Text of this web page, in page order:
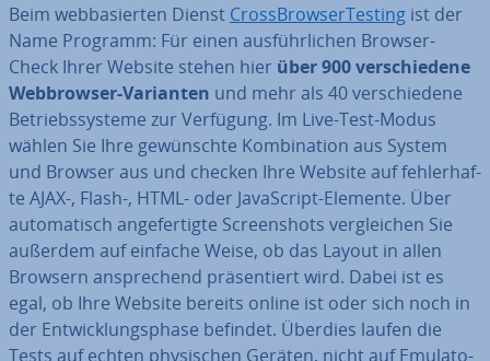
Beim web­ba­sier­ten Dienst Cross­Brow­ser­Test­ing ist der
Name Programm: Für einen aus­führ­li­chen Browser-
Check Ihrer Website stehen hier über 900 ver­schie­de­ne
Web­brow­ser-Varianten und mehr als 40 ver­schie­de­ne
Be­triebs­sys­te­me zur Verfügung. Im Live-Test-Modus
wählen Sie Ihre ge­wünsch­te Kom­bi­na­ti­on aus System
und Browser aus und checken Ihre Website auf feh­ler­haf­
te AJAX-, Flash-, HTML- oder Ja­va­Script-Elemente. Über
au­to­ma­tisch an­ge­fer­tig­te Screen­shots ver­glei­chen Sie
außerdem auf einfache Weise, ob das Layout in allen
Browsern an­spre­chend prä­sen­tiert wird. Dabei ist es
egal, ob Ihre Website bereits online ist oder sich noch in
der Ent­wick­lungs­pha­se befindet. Überdies laufen die
Tests auf echten phy­si­schen Geräten, nicht auf Emu­la­to­